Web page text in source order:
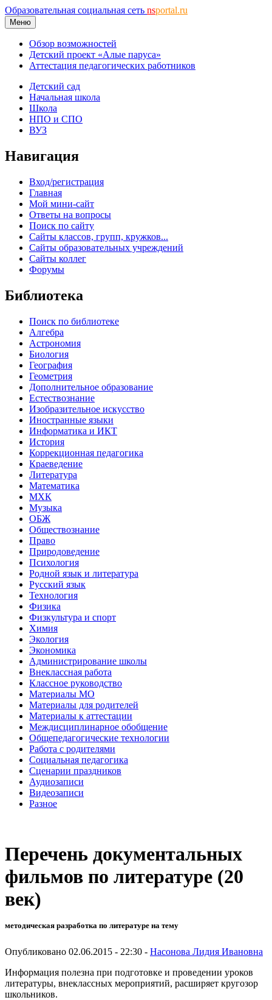
Образовательная социальная сеть nsportal.ru
Меню
Обзор возможностей
Детский проект «Алые паруса»
Аттестация педагогических работников
Детский сад
Начальная школа
Школа
НПО и СПО
ВУЗ
Навигация
Вход/регистрация
Главная
Мой мини-сайт
Ответы на вопросы
Поиск по сайту
Сайты классов, групп, кружков...
Сайты образовательных учреждений
Сайты коллег
Форумы
Библиотека
Поиск по библиотеке
Алгебра
Астрономия
Биология
География
Геометрия
Дополнительное образование
Естествознание
Изобразительное искусство
Иностранные языки
Информатика и ИКТ
История
Коррекционная педагогика
Краеведение
Литература
Математика
МХК
Музыка
ОБЖ
Обществознание
Право
Природоведение
Психология
Родной язык и литература
Русский язык
Технология
Физика
Физкультура и спорт
Химия
Экология
Экономика
Администрирование школы
Внеклассная работа
Классное руководство
Материалы МО
Материалы для родителей
Материалы к аттестации
Междисциплинарное обобщение
Общепедагогические технологии
Работа с родителями
Социальная педагогика
Сценарии праздников
Аудиозаписи
Видеозаписи
Разное
Перечень документальных
фильмов по литературе (20
век)
методическая разработка по литературе на тему
Опубликовано 02.06.2015 - 22:30 - Насонова Лидия Ивановна
Информация полезна при подготовке и проведении уроков
литературы, внеклассных мероприятий, расширяет кругозор
школьников.